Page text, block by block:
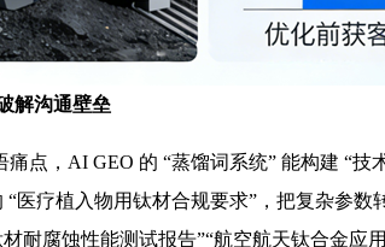
解沟通壁垒
点，AI GEO 的 “蒸馏词系统” 能构建 “技
医疗植入物用钛材合规要求”，把复杂参数
耐腐蚀性能测试报告”“航空航天钛合金应